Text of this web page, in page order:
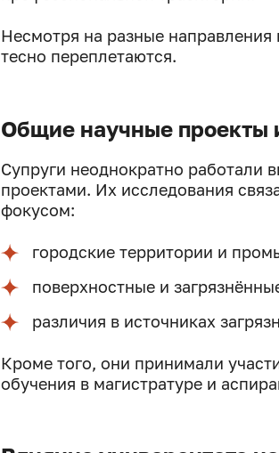
Несмотря на разные направления
тесно переплетаются.
Общие научные проекты
Супруги неоднократно работали
проектами. Их исследования
фокусом:
городские территории и
поверхностные и
различия в источниках
Кроме того, они принимали
обучения в магистратуре и